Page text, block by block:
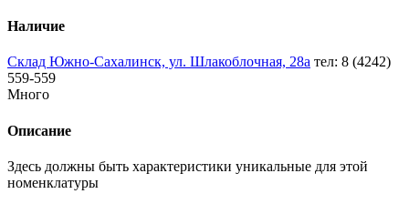
Наличие
Склад Южно-Сахалинск, ул. Шлакоблочная, 28а тел: 8 (4242)
559-559
Много
Описание
Здесь должны быть характеристики уникальные для этой
номенклатуры